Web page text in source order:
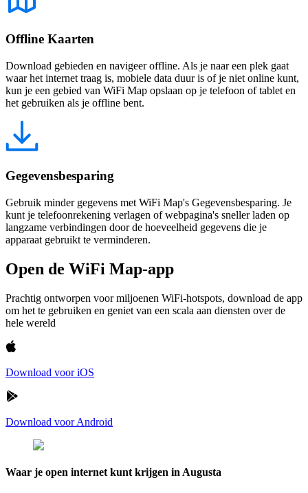
Offline Kaarten
Download gebieden en navigeer offline. Als je naar een plek gaat
waar het internet traag is, mobiele data duur is of je niet online kunt,
kun je een gebied van WiFi Map opslaan op je telefoon of tablet en
het gebruiken als je offline bent.
Gegevensbesparing
Gebruik minder gegevens met WiFi Map's Gegevensbesparing. Je
kunt je telefoonrekening verlagen of webpagina's sneller laden op
langzame verbindingen door de hoeveelheid gegevens die je
apparaat gebruikt te verminderen.
Open de WiFi Map-app
Prachtig ontworpen voor miljoenen WiFi-hotspots, download de app
om het te gebruiken en geniet van een scala aan diensten over de
hele wereld
Download voor iOS
Download voor Android
Waar je open internet kunt krijgen in Augusta